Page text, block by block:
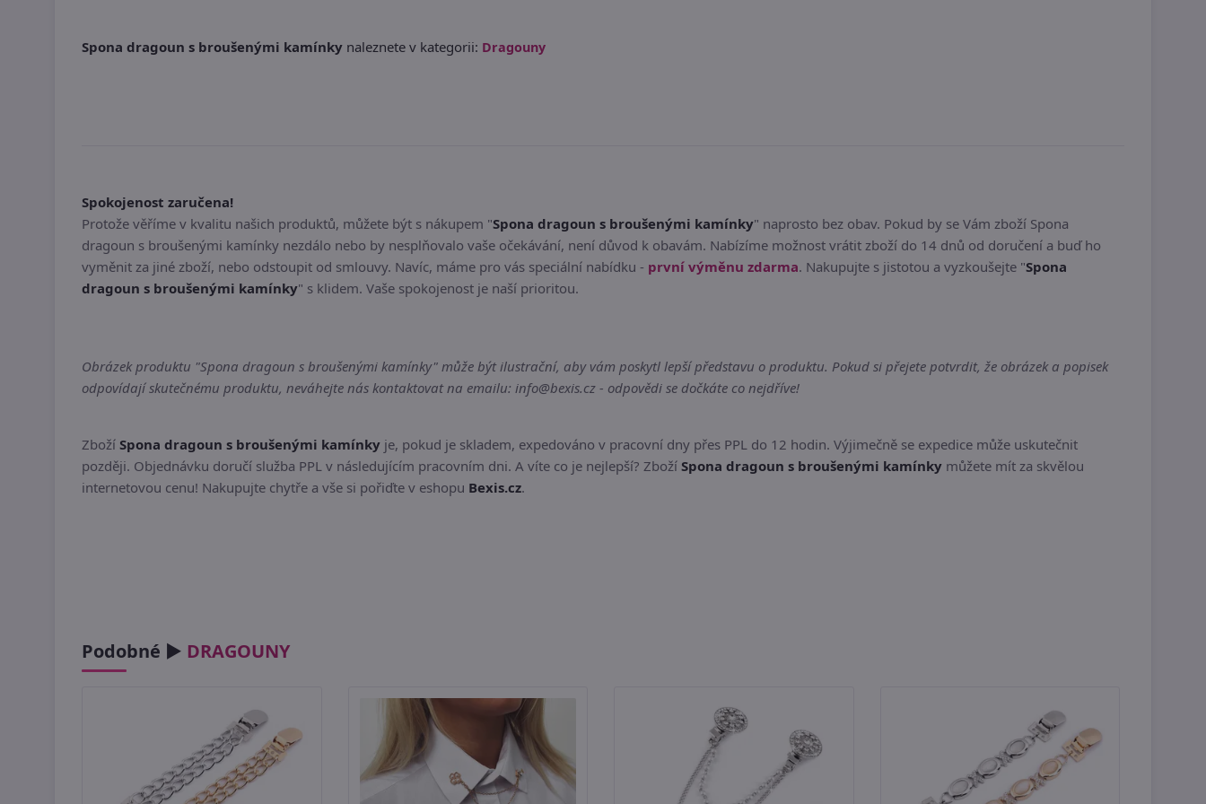
Spona dragoun s broušenými kamínky naleznete v kategorii: Dragouny
Spokojenost zaručena!
Protože věříme v kvalitu našich produktů, můžete být s nákupem "Spona dragoun s broušenými kamínky" naprosto bez obav. Pokud by se Vám zboží Spona
dragoun s broušenými kamínky nezdálo nebo by nesplňovalo vaše očekávání, není důvod k obavám. Nabízíme možnost vrátit zboží do 14 dnů od doručení a buď ho
vyměnit za jiné zboží, nebo odstoupit od smlouvy. Navíc, máme pro vás speciální nabídku - první výměnu zdarma. Nakupujte s jistotou a vyzkoušejte "Spona
dragoun s broušenými kamínky" s klidem. Vaše spokojenost je naší prioritou.
Obrázek produktu "Spona dragoun s broušenými kamínky" může být ilustrační, aby vám poskytl lepší představu o produktu. Pokud si přejete potvrdit, že obrázek a popisek
odpovídají skutečnému produktu, neváhejte nás kontaktovat na emailu: info@bexis.cz - odpovědi se dočkáte co nejdříve!
Zboží Spona dragoun s broušenými kamínky je, pokud je skladem, expedováno v pracovní dny přes PPL do 12 hodin. Výjimečně se expedice může uskutečnit
později. Objednávku doručí služba PPL v následujícím pracovním dni. A víte co je nejlepší? Zboží Spona dragoun s broušenými kamínky můžete mít za skvělou
internetovou cenu! Nakupujte chytře a vše si pořiďte v eshopu Bexis.cz.
Podobné ► DRAGOUNY